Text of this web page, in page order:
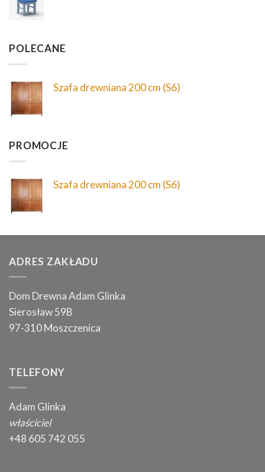
POLECANE
Szafa drewniana 200 cm (S6)
PROMOCJE
Szafa drewniana 200 cm (S6)
ADRES ZAKŁADU
Dom Drewna Adam Glinka
Sierosław 59B
97-310 Moszczenica
TELEFONY
Adam Glinka
właściciel
+48 605 742 055